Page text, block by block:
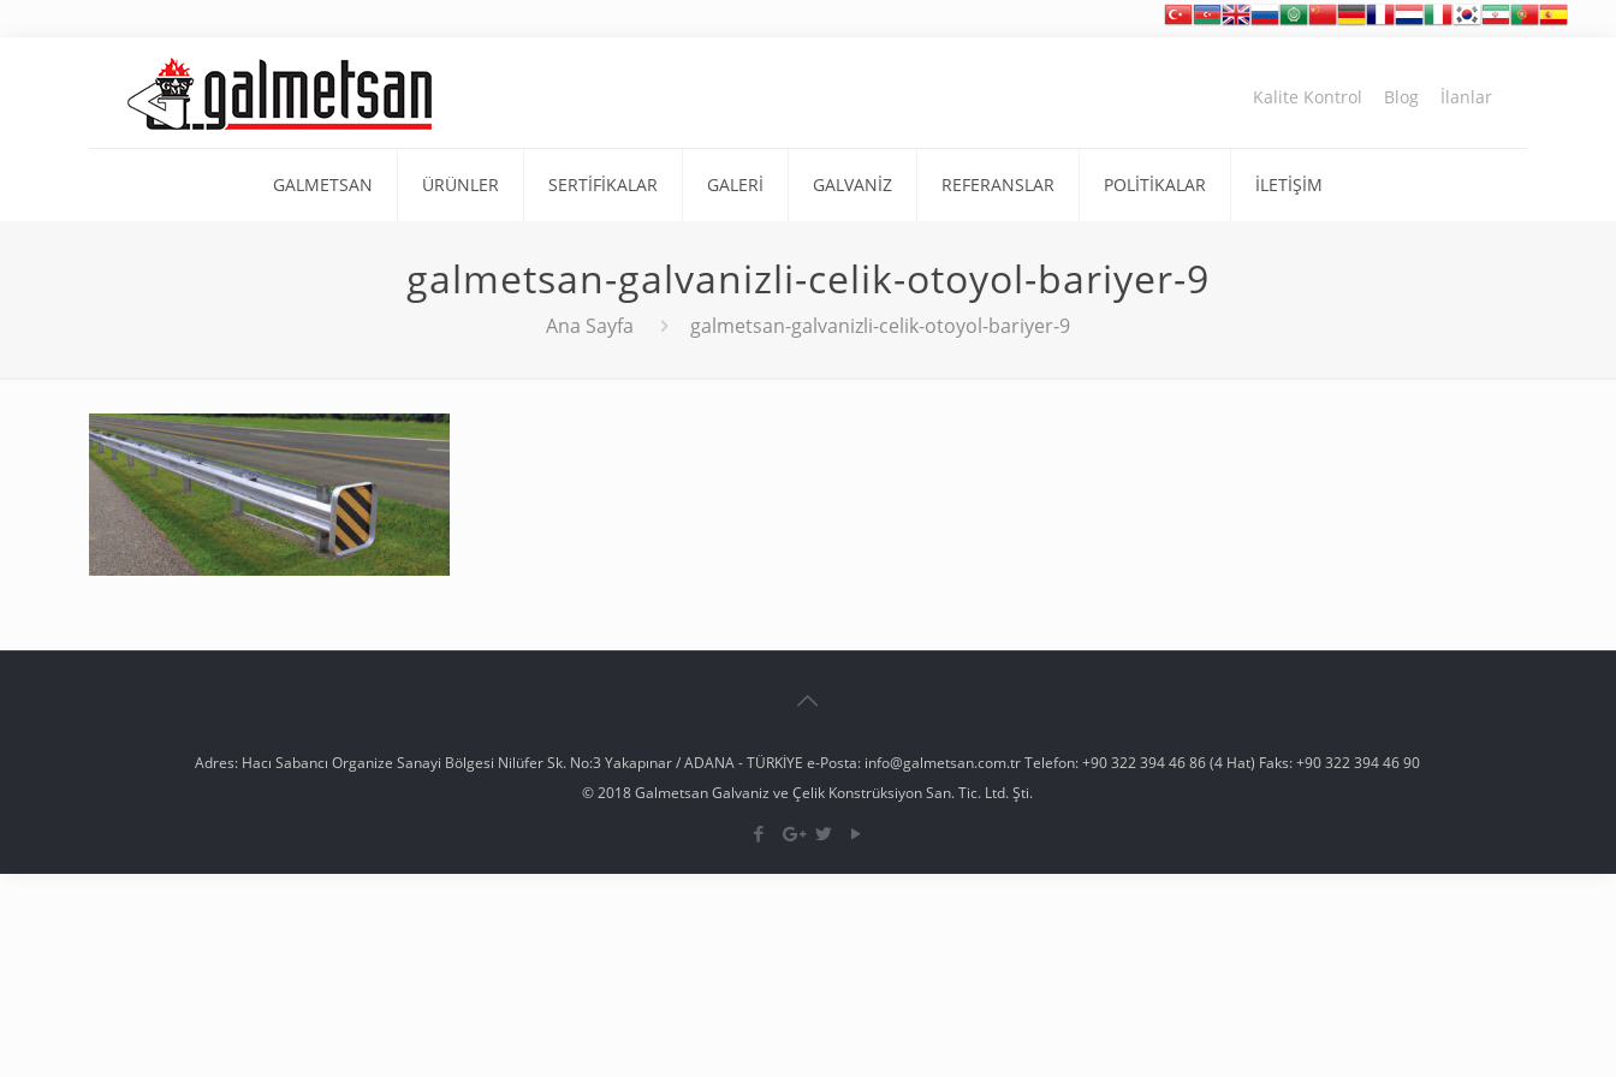
GALMETSAN ÜRÜNLER SERTİFİKALAR GALERİ GALVANİZ REFERANSLAR POLİTİKALAR İLETİŞİM
Kalite Kontrol Blog İlanlar
galmetsan-galvanizli-celik-otoyol-bariyer-9
Ana Sayfa galmetsan-galvanizli-celik-otoyol-bariyer-9
Adres: Hacı Sabancı Organize Sanayi Bölgesi Nilüfer Sk. No:3 Yakapınar / ADANA - TÜRKİYE e-Posta: info@galmetsan.com.tr Telefon: +90 322 394 46 86 (4 Hat) Faks: +90 322 394 46 90
© 2018 Galmetsan Galvaniz ve Çelik Konstrüksiyon San. Tic. Ltd. Şti.